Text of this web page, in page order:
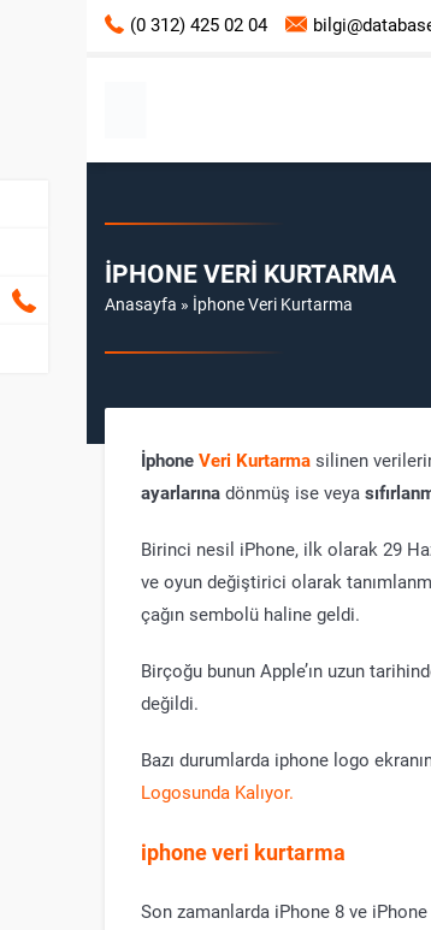
(0 312) 425 02 04
İPHONE VERI KURTARMA
Anasayfa » İphone Veri Kurtarma
İphone Veri Kurtarma silinen
ayarlarına dönmüş ise veya
Birinci nesil iPhone, ilk olarak 29
ve oyun değiştirici olarak
çağın sembolü haline geldi.
Birçoğu bunun Apple’ın uzun
değildi.
Bazı durumlarda iphone logo
Logosunda Kalıyor.
iphoneveri kurtarma
Son zamanlarda iPhone 8 ve